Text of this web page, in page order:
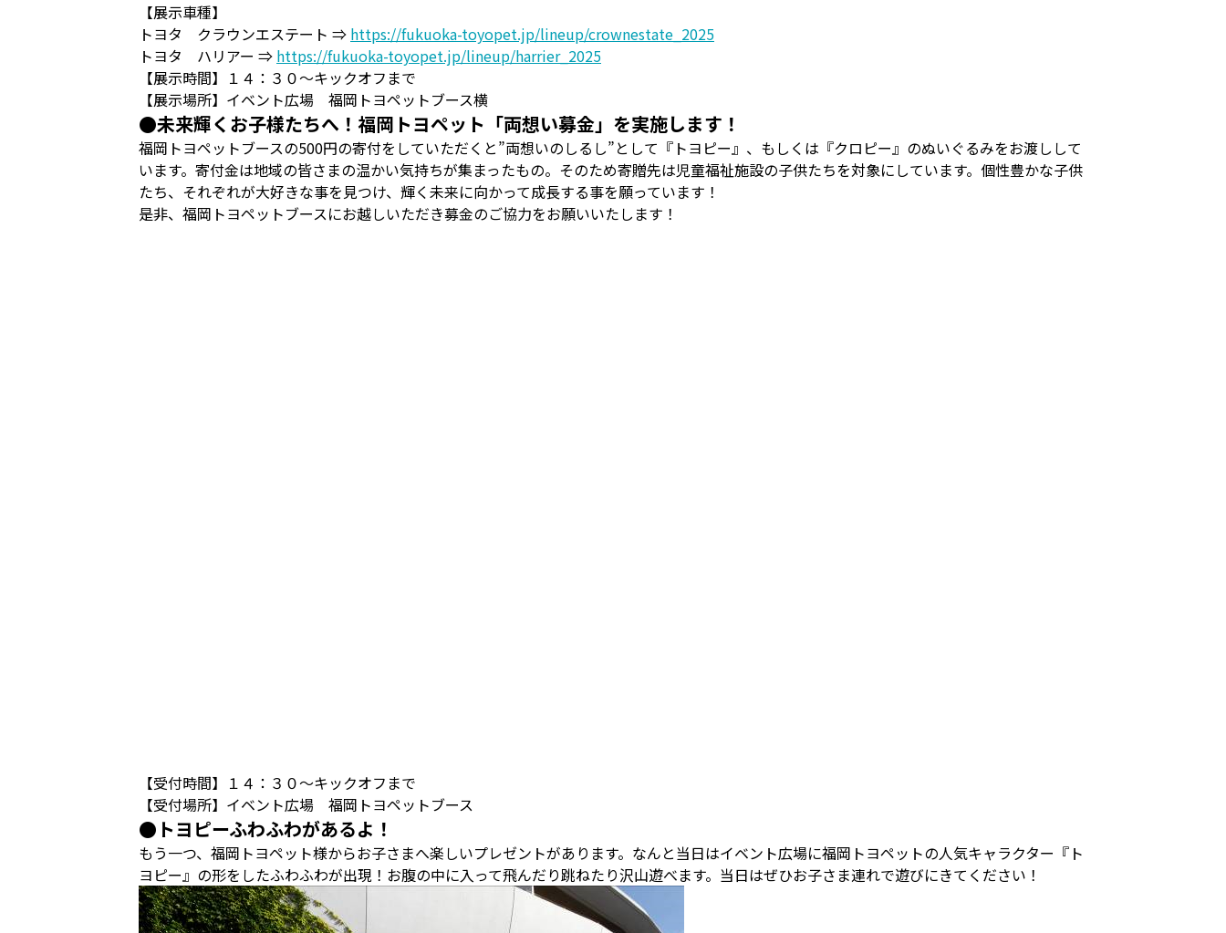
【展示車種】
トヨタ クラウンエステート ⇒ https://fukuoka-toyopet.jp/lineup/crownestate_2025
トヨタ ハリアー ⇒ https://fukuoka-toyopet.jp/lineup/harrier_2025
【展示時間】１４：３０～キックオフまで
【展示場所】イベント広場 福岡トヨペットブース横
●未来輝くお子様たちへ！福岡トヨペット「両想い募金」を実施します！
福岡トヨペットブースの500円の寄付をしていただくと”両想いのしるし”として『トヨピー』、もしくは『クロピー』のぬいぐるみをお渡しして
います。寄付金は地域の皆さまの温かい気持ちが集まったもの。そのため寄贈先は児童福祉施設の子供たちを対象にしています。個性豊かな子供
たち、それぞれが大好きな事を見つけ、輝く未来に向かって成長する事を願っています！
是非、福岡トヨペットブースにお越しいただき募金のご協力をお願いいたします！
【受付時間】１４：３０～キックオフまで
【受付場所】イベント広場 福岡トヨペットブース
●トヨピーふわふわがあるよ！
もう一つ、福岡トヨペット様からお子さまへ楽しいプレゼントがあります。なんと当日はイベント広場に福岡トヨペットの人気キャラクター『ト
ヨピー』の形をしたふわふわが出現！お腹の中に入って飛んだり跳ねたり沢山遊べます。当日はぜひお子さま連れで遊びにきてください！